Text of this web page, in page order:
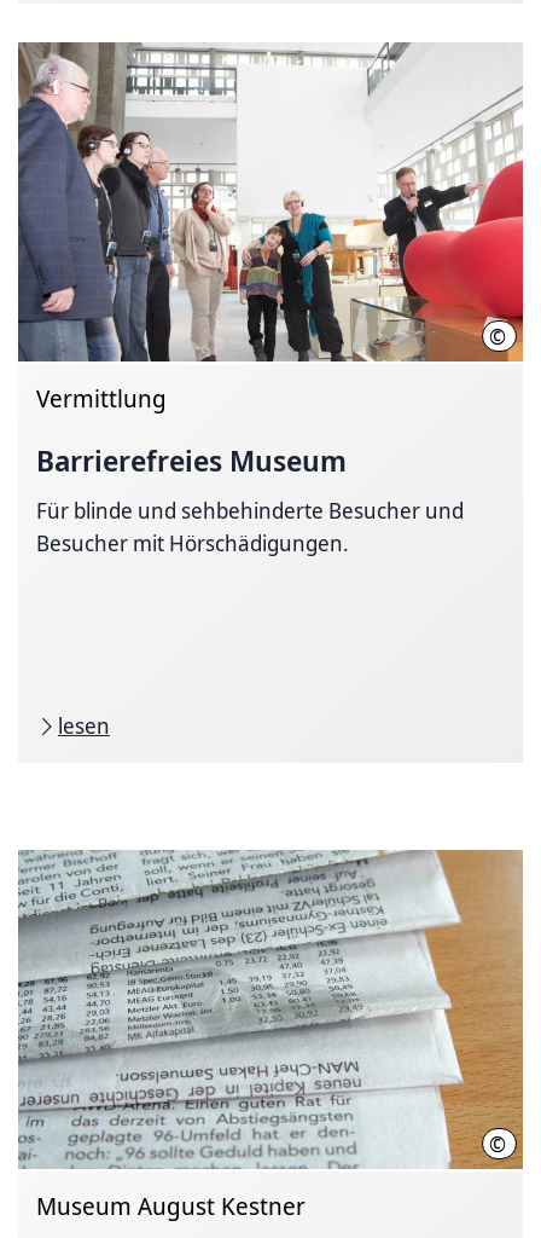
©
Vermittlung
Barrierefreies Museum
Für blinde und sehbehinderte Besucher und
Besucher mit Hörschädigungen.
lesen
© SEH
Museum August Kestner